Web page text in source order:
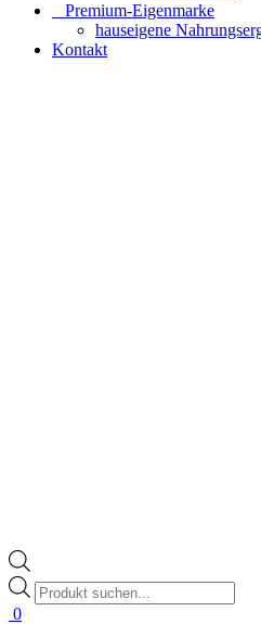
⠀​Premium-Eigenmarke
hauseigene
Kontakt
Products
search
0